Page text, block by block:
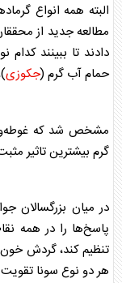
البته همه انواع
دادند تا ببینند کدام
حمام آب گرم (جکوزی
مشخص شد که
گرم بیشترین تاثیر
در میان بزرگسالان
پاسخ‌ها را در همه
تنظیم کند، گردش خون
هر دو نوع سونا